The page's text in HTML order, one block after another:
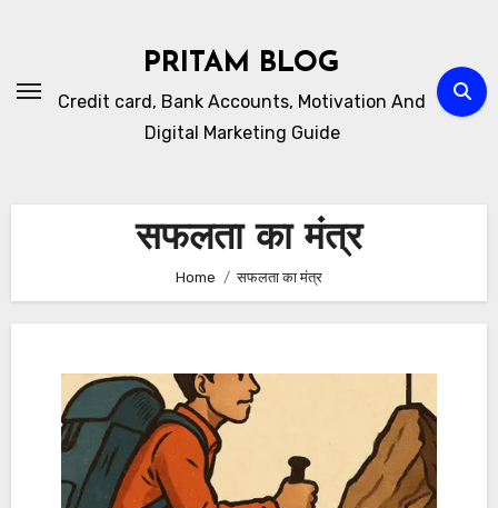
PRITAM BLOG
Credit card, Bank Accounts, Motivation And
Digital Marketing Guide
सफलता का मंत्र
Home सफलता का मंत्र